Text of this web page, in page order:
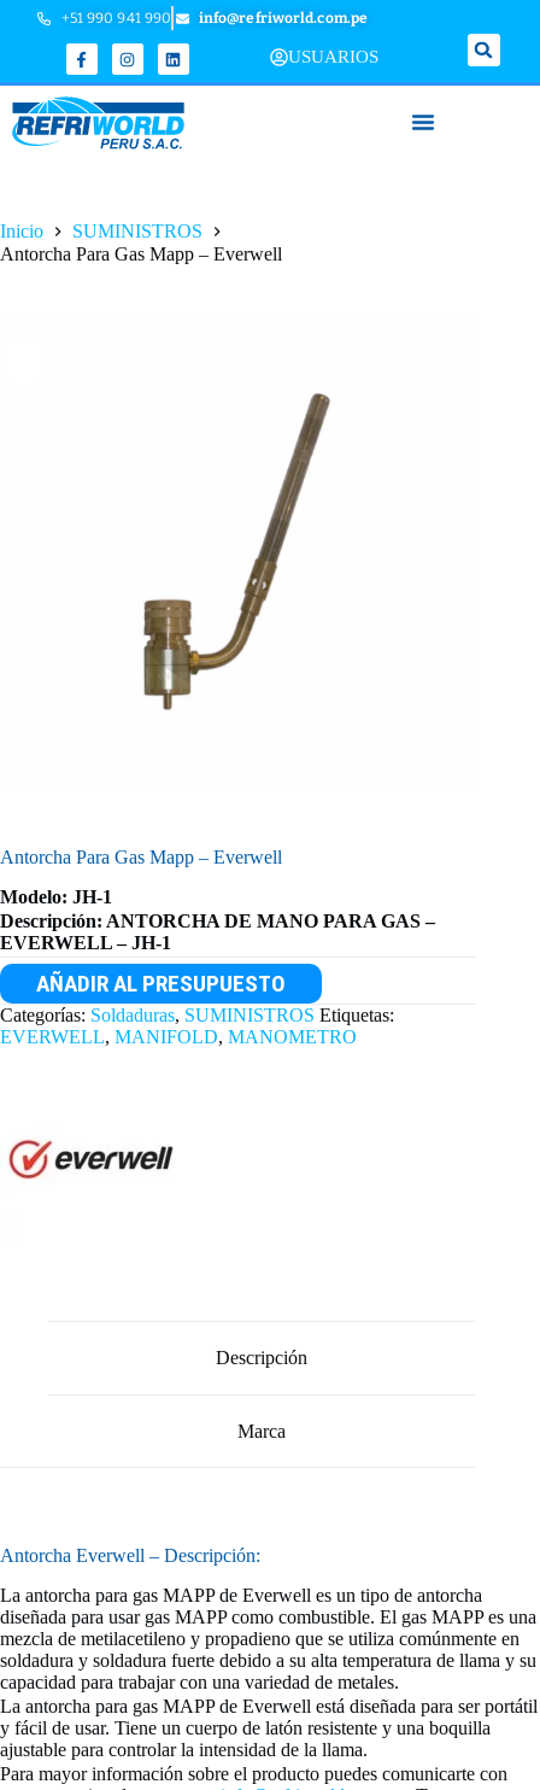
+51 990 941 990 info@refriworld.com.pe
USUARIOS
Inicio
SUMINISTROS
Antorcha Para Gas Mapp – Everwell
Antorcha Para Gas Mapp – Everwell
Modelo: JH-1
Descripción: ANTORCHA DE MANO PARA GAS –
EVERWELL – JH-1
AÑADIR AL PRESUPUESTO
Categorías: Soldaduras, SUMINISTROS Etiquetas:
EVERWELL, MANIFOLD, MANOMETRO
Descripción
Marca
Antorcha Everwell – Descripción:
La antorcha para gas MAPP de Everwell es un tipo de antorcha
diseñada para usar gas MAPP como combustible. El gas MAPP es una
mezcla de metilacetileno y propadieno que se utiliza comúnmente en
soldadura y soldadura fuerte debido a su alta temperatura de llama y su
capacidad para trabajar con una variedad de metales.
La antorcha para gas MAPP de Everwell está diseñada para ser portátil
y fácil de usar. Tiene un cuerpo de latón resistente y una boquilla
ajustable para controlar la intensidad de la llama.
Para mayor información sobre el producto puedes comunicarte con